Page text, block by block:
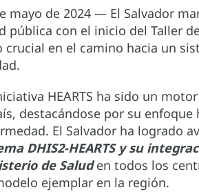
mayo de 2024 — El Salvador
pública con el inicio del Taller
crucial en el camino hacia un
HEARTS ha sido un
destacándose por su
El Salvador ha logrado
DHIS2-HEARTS y su
de Saluden todos los
ejemplar en la región.